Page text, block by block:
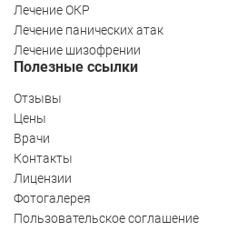
Лечение ОКР
Лечение панических атак
Лечение шизофрении
Полезные ссылки
Отзывы
Цены
Врачи
Контакты
Лицензии
Фотогалерея
Пользовательское соглашение